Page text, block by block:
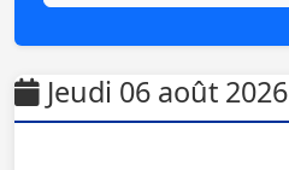
Jeudi 06 août 2026